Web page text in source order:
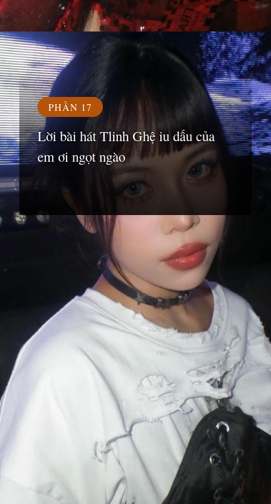
Đang mởhttps://susach.edu.vn/tlinh
PHẦN 17
Lời bài hát Tlinh Ghệ iu dấu của
em ơi ngọt ngào